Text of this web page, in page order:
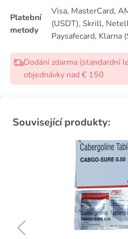
Platební
metody
Visa, MasterCard,
(USDТ), Skrill,
Paysafecard, Klarna
Dodání zdarma (standardní
objednávky nad € 150
Související produkty: